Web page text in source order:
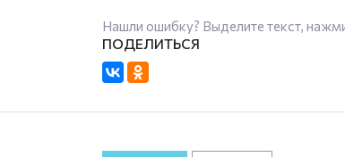
Нашли ошибку? Выделите текст,